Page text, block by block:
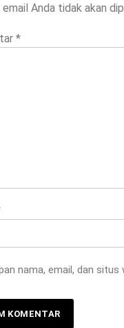
Anda tidak akan
*
nama, email, dan